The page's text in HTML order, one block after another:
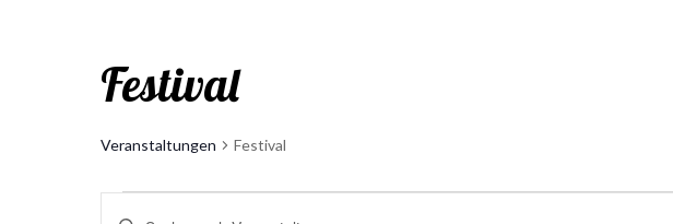
Festival
Veranstaltungen Festival
Veranstaltungen
Bitte